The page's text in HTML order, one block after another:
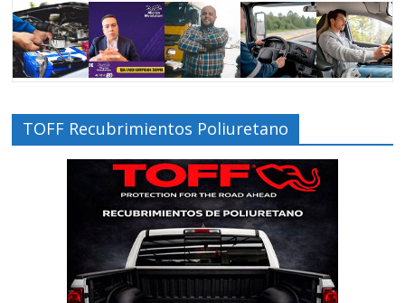
TOFF Recubrimientos Poliuretano